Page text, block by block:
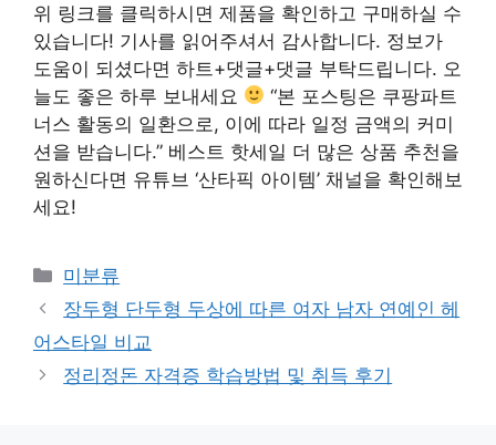
위 링크를 클릭하시면 제품을 확인하고 구매하실 수
있습니다! 기사를 읽어주셔서 감사합니다. 정보가
도움이 되셨다면 하트+댓글+댓글 부탁드립니다. 오
늘도 좋은 하루 보내세요
“본 포스팅은 쿠팡파트
너스 활동의 일환으로, 이에 따라 일정 금액의 커미
션을 받습니다.” 베스트 핫세일 더 많은 상품 추천을
원하신다면 유튜브 ‘산타픽 아이템’ 채널을 확인해보
세요!
Categories
미분류
장두형 단두형 두상에 따른 여자 남자 연예인 헤
어스타일 비교
정리정돈 자격증 학습방법 및 취득 후기